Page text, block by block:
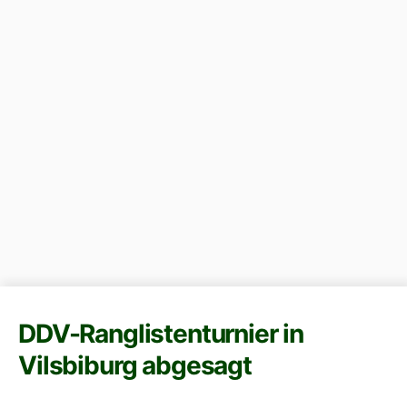
DDV-Ranglistenturnier in
Vilsbiburg abgesagt